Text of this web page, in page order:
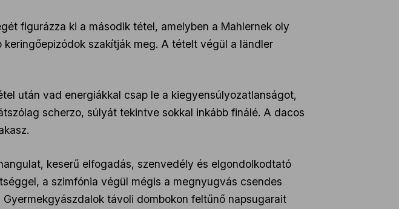
figurázza ki a második tétel, amelyben a Mahlernek oly
szakítják meg. A tételt végül a ländler
után vad energiákkal csap le a kiegyensúlyozatlanságot,
scherzo, súlyát tekintve sokkal inkább finálé. A dacos
keserű elfogadás, szenvedély és elgondolkodtató
a szimfónia végül mégis a megnyugvás csendes
távoli dombokon feltűnő napsugarait